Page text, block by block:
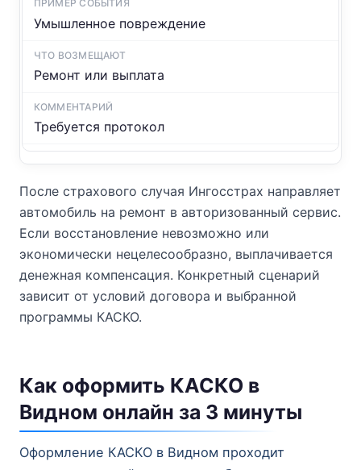
Умышленное повреждение
Ремонт или выплата
Требуется протокол
После страхового случая Ингосстрах направляет
автомобиль на ремонт в авторизованный сервис.
Если восстановление невозможно или
экономически нецелесообразно, выплачивается
денежная компенсация. Конкретный сценарий
зависит от условий договора и выбранной
программы КАСКО.
Как оформить КАСКО в
Видном онлайн за 3 минуты
Оформление КАСКО в Видном проходит